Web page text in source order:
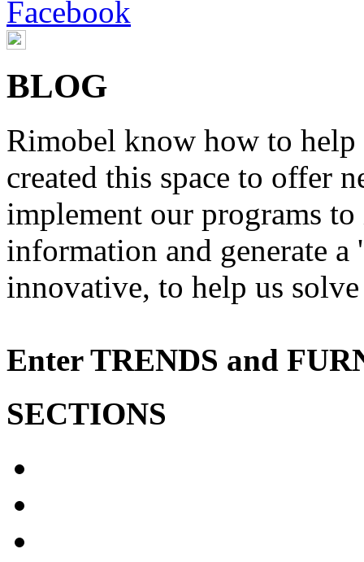
BLOG
Rimobel know how to help
created this space to offer
implement our programs to
information and generate a '
innovative, to help us
Enter TRENDS and
SECTIONS